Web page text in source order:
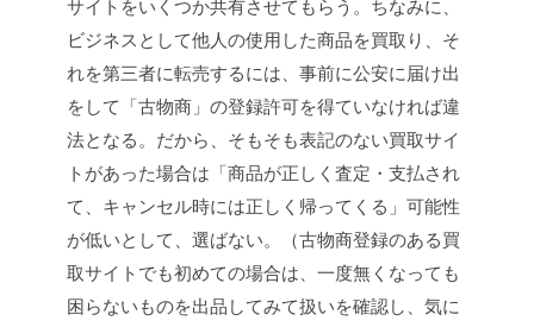
サイトをいくつか共有させてもらう。ちなみに、
ビジネスとして他人の使用した商品を買取り、そ
れを第三者に転売するには、事前に公安に届け出
をして「古物商」の登録許可を得ていなければ違
法となる。だから、そもそも表記のない買取サイ
トがあった場合は「商品が正しく査定・支払され
て、キャンセル時には正しく帰ってくる」可能性
が低いとして、選ばない。（古物商登録のある買
取サイトでも初めての場合は、一度無くなっても
困らないものを出品してみて扱いを確認し、気に